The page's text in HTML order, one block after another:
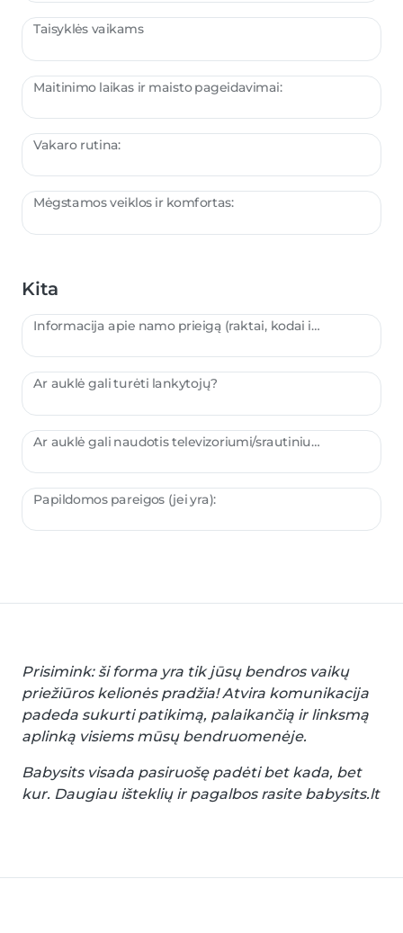
Taisyklės vaikams
Maitinimo laikas ir maisto pageidavimai:
Vakaro rutina:
Mėgstamos veiklos ir komfortas:
Kita
Informacija apie namo prieigą (raktai, kodai ir kt.):
Ar auklė gali turėti lankytojų?
Ar auklė gali naudotis televizoriumi/srautiniu perdavimu/žaidimais?
Papildomos pareigos (jei yra):
Prisimink: ši forma yra tik jūsų bendros vaikų
priežiūros kelionės pradžia! Atvira komunikacija
padeda sukurti patikimą, palaikančią ir linksmą
aplinką visiems mūsų bendruomenėje.
Babysits visada pasiruošę padėti bet kada, bet
kur. Daugiau išteklių ir pagalbos rasite babysits.lt